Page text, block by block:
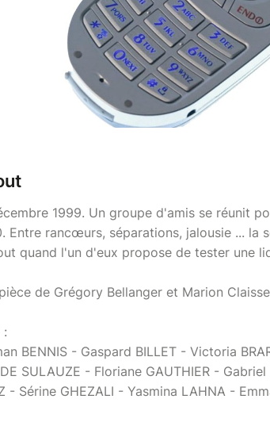
1999. Un groupe d'amis se réunit
Entre rancœurs, séparations, jalousie ... la
quand l'un d'eux propose de tester une
de Grégory Bellanger et Marion Claisse
:
BENNIS - Gaspard BILLET - Victoria
SULAUZE - Floriane GAUTHIER -
- Sérine GHEZALI - Yasmina LAHNA -